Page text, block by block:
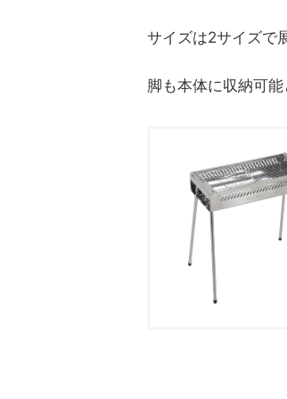
サイズは2サイズで
脚も本体に収納可能